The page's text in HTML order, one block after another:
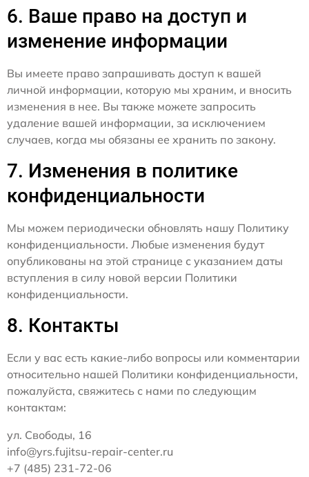
6. Ваше право на доступ и
изменение информации
Вы имеете право запрашивать доступ к вашей
личной информации, которую мы храним, и вносить
изменения в нее. Вы также можете запросить
удаление вашей информации, за исключением
случаев, когда мы обязаны ее хранить по закону.
7. Изменения в политике
конфиденциальности
Мы можем периодически обновлять нашу Политику
конфиденциальности. Любые изменения будут
опубликованы на этой странице с указанием даты
вступления в силу новой версии Политики
конфиденциальности.
8. Контакты
Если у вас есть какие-либо вопросы или комментарии
относительно нашей Политики конфиденциальности,
пожалуйста, свяжитесь с нами по следующим
контактам:
ул. Свободы, 16
info@yrs.fujitsu-repair-center.ru
+7 (485) 231-72-06